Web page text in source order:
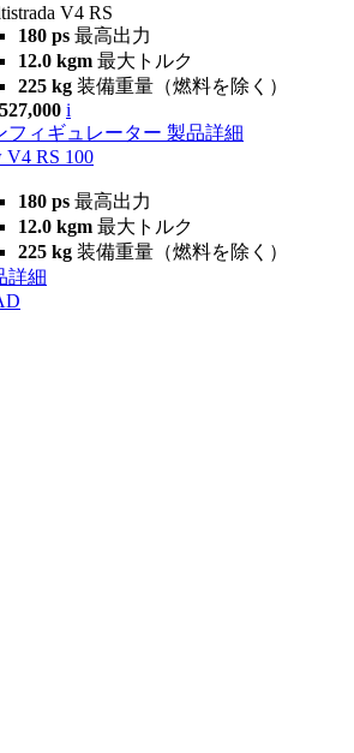
V4 RS
180 ps 最高出力
12.0 kgm 最大トルク
225 kg 装備重量（燃料を除く）
i
フィギュレーター 製品詳細
V4 RS 100
180 ps 最高出力
12.0 kgm 最大トルク
225 kg 装備重量（燃料を除く）
詳細